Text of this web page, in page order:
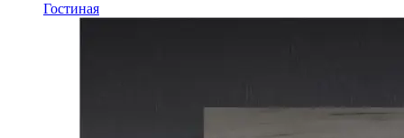
Гостиная